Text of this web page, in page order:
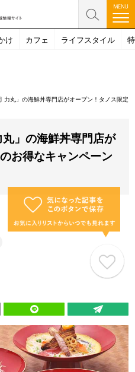
け カフェ ライフスタイル
力丸」の海鮮丼専門店がオープン！タノス限定
丸」の海鮮丼専門店が
お得なキャンペーン